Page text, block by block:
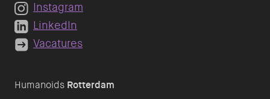
Humanoids Rotterdam
Instagram
LinkedIn
Vacatures